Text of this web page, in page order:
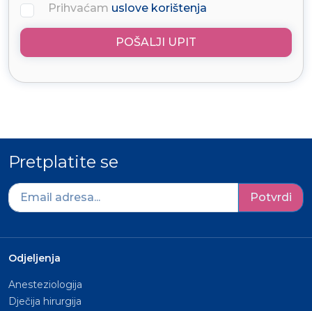
Prihvaćam uslove korištenja
POŠALJI UPIT
Pretplatite se
Potvrdi
Odjeljenja
Anesteziologija
Dječija hirurgija